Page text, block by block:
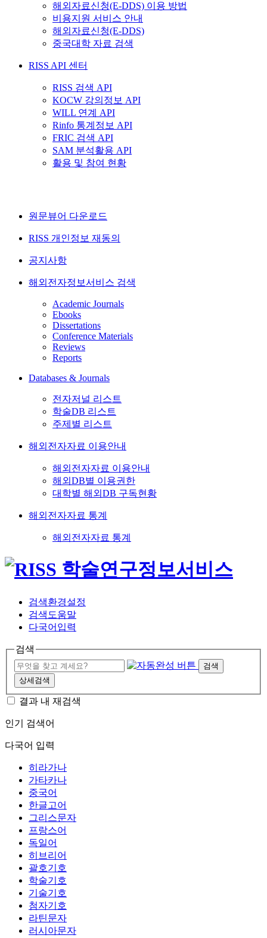
해외자료신청(E-DDS) 이용 방법
비용지원 서비스 안내
해외자료신청(E-DDS)
중국대학 자료 검색
RISS API 센터
RISS 검색 API
KOCW 강의정보 API
WILL 연계 API
Rinfo 통계정보 API
FRIC 검색 API
SAM 분석활용 API
활용 및 참여 현황
원문뷰어 다운로드
RISS 개인정보 재동의
공지사항
해외전자정보서비스 검색
Academic Journals
Ebooks
Dissertations
Conference Materials
Reviews
Reports
Databases & Journals
전자저널 리스트
학술DB 리스트
주제별 리스트
해외전자자료 이용안내
해외전자자료 이용안내
해외DB별 이용권한
대학별 해외DB 구독현황
해외전자자료 통계
해외전자자료 통계
검색환경설정
검색도움말
다국어입력
검색
검색
상세검색
결과 내 재검색
인기 검색어
다국어 입력
히라가나
가타카나
중국어
한글고어
그리스문자
프랑스어
독일어
히브리어
괄호기호
학술기호
기술기호
첨자기호
라틴문자
러시아문자